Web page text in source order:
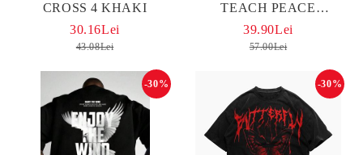
CROSS 4 KHAKI
30.16Lei
43.08Lei
TEACH PEACE
OVERSIZED
39.90Lei
57.00Lei
-30% -30%